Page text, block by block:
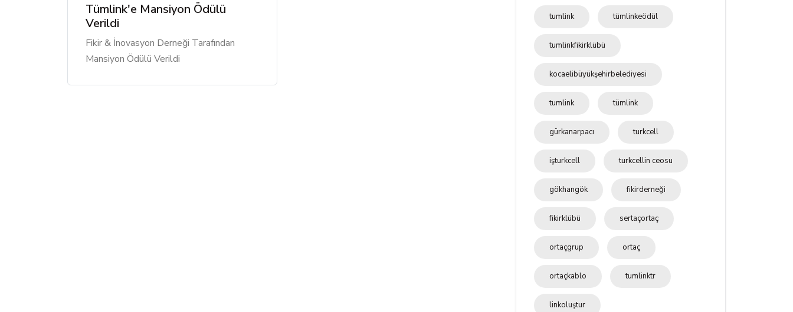
Tümlink'e Mansiyon Ödülü
Verildi
Fikir & İnovasyon Derneği Tarafından
Mansiyon Ödülü Verildi
tumlink tümlinkeödül
tumlinkfikirklübü
kocaelibüyükşehirbelediyesi
tumlink tümlink
gürkanarpacı turkcell
işturkcell turkcellin ceosu
gökhangök fikirderneği
fikirklübü sertaçortaç
ortaçgrup ortaç
ortaçkablo tumlinktr
linkoluştur